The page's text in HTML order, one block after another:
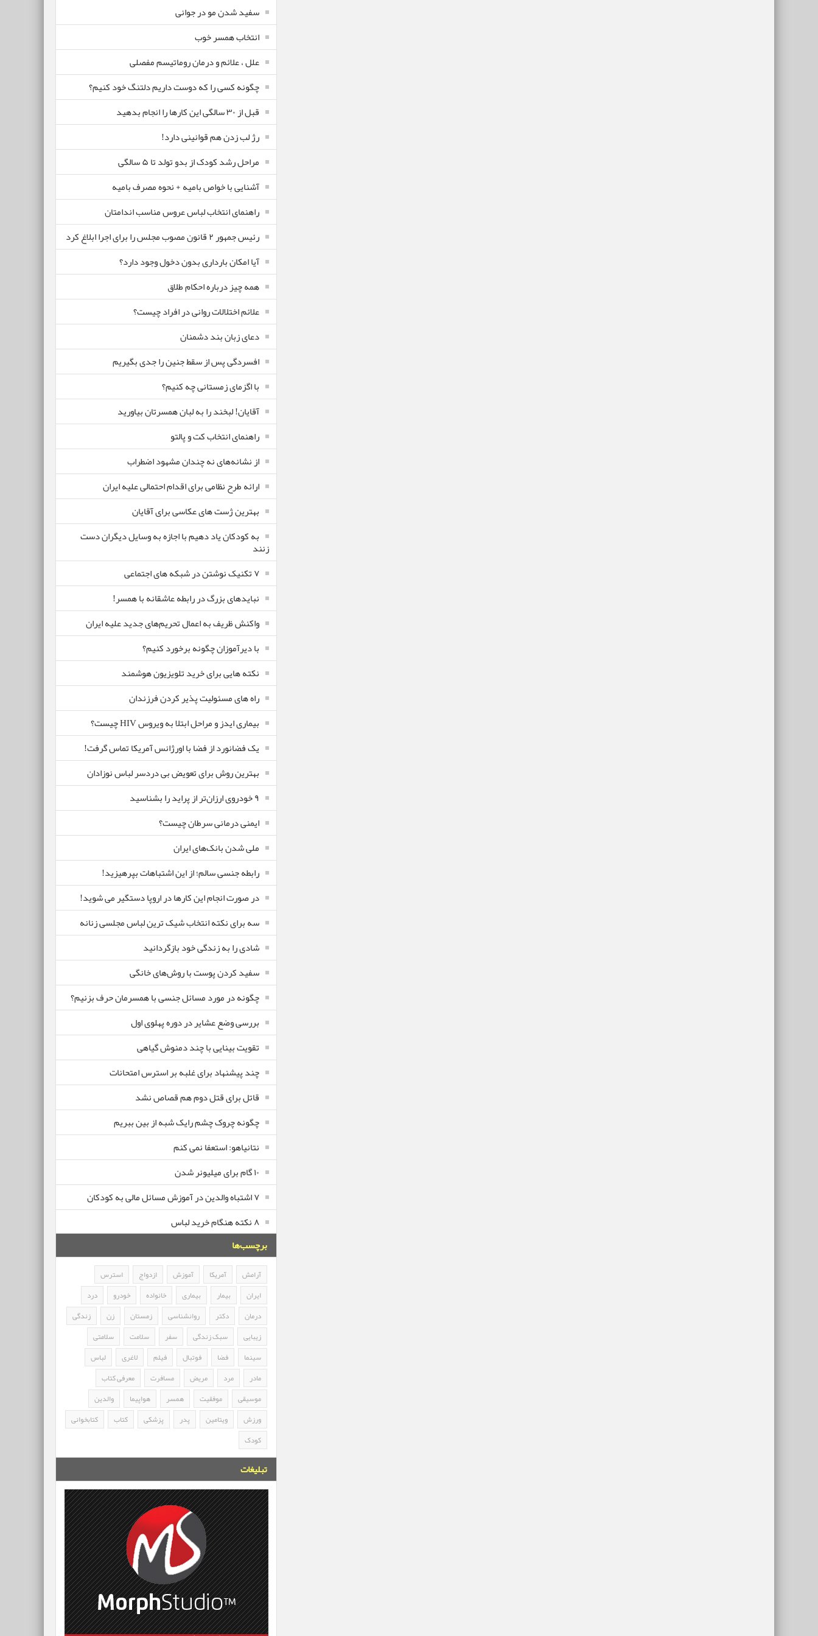
سفید شدن مو در جوانی
انتخاب همسر خوب
علل ، علائم و درمان روماتیسم مفصلی
چگونه کسی را که دوست داریم دلتنگ خود کنیم؟
قبل از ۳۰ سالگی این کارها را انجام بدهید
رژ لب زدن هم قوانینی دارد!
مراحل رشد کودک از بدو تولد تا ۵ سالگی
آشنایی با خواص بامیه + نحوه مصرف بامیه
راهنمای انتخاب لباس عروس مناسب اندامتان
رئیس جمهور ۲ قانون مصوب مجلس را برای اجرا ابلاغ کرد
آیا امکان بارداری بدون دخول وجود دارد؟
همه چیز درباره احکام طلاق
علائم اختلالات روانی در افراد چیست؟
دعای زبان بند دشمنان
افسردگی پس از سقط جنین را جدی بگیریم
با اگزمای زمستانی چه کنیم؟
آقایان! لبخند را به لبان همسرتان بیاورید
راهنمای انتخاب کت و پالتو
از نشانه‌های نه چندان مشهود اضطراب
ارائه طرح نظامی برای اقدام احتمالی علیه ایران
بهترین ژست های عکاسی برای آقایان
به کودکان یاد دهیم با اجازه به وسایل دیگران دست
زنند
۷ تکنیک نوشتن در شبکه های اجتماعی
نبایدهای بزرگ در رابطه عاشقانه با همسر!
واکنش ظریف به اعمال تحریم‌های جدید علیه ایران
با دیرآموزان چگونه برخورد کنیم؟
نکته هایی برای خرید تلویزیون هوشمند
راه های مسئولیت پذیر کردن فرزندان
بیماری ایدز و مراحل ابتلا به ویروس HIV چیست؟
یک فضانورد از فضا با اورژانس آمریکا تماس گرفت!
بهترین روش برای تعویض بی دردسر لباس نوزادان
٩ خودروی ارزان‌تر از پراید را بشناسید
ایمنی درمانی سرطان چیست؟
ملی شدن بانک‌های ایران
رابطه جنسی سالم؛ از این اشتباهات بپرهیزید!
در صورت انجام این کارها در اروپا دستگیر می شوید!
سه برای نکته انتخاب شیک ترین لباس مجلسی زنانه
شادی را به زندگی خود بازگردانید
سفید کردن پوست با روش‌های خانگی
چگونه در مورد مسائل جنسی با همسرمان حرف بزنیم؟
بررسی وضع عشایر در دوره پهلوی اول
تقویت بینایی با چند دمنوش گیاهی
چند پیشنهاد برای غلبه بر استرس امتحانات
قاتل برای قتل دوم هم قصاص نشد
چگونه چروک چشم رایک شبه از بین ببریم
نتانیاهو: استعفا نمی کنم
۱۰ گام برای میلیونر شدن
۷ اشتباه والدین در آموزش مسائل مالی به کودکان
۸ نکته هنگام خرید لباس
برچسب‌ها
آرامش آمریکا آموزش ازدواج
استرس
ایران
بیمار بیماری خانواده خودرو
درد
درمان
دکتر روانشناسی زمستان زن
زندگی
زیبایی
سبک زندگی سفر سلامت
سلامتی
سینما
فضا فوتبال فیلم لاغری
لباس
مادر
مرد مریض مسافرت
معرفی کتاب
موسیقی
موفقیت همسر هواپیما
والدین
ورزش
ویتامین پدر پزشکی کتاب
کتابخوانی
کودک
تبلیغات